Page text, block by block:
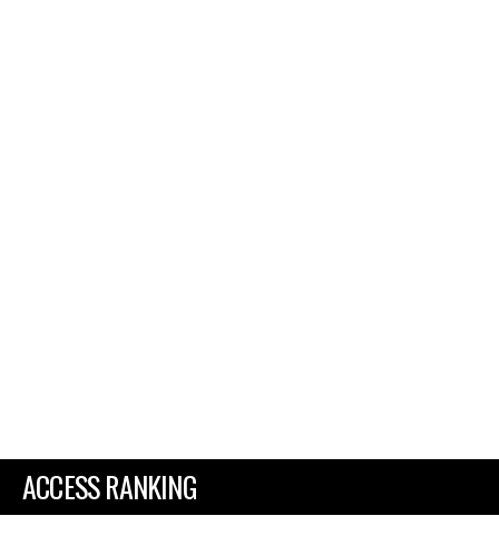
ACCESS RANKING